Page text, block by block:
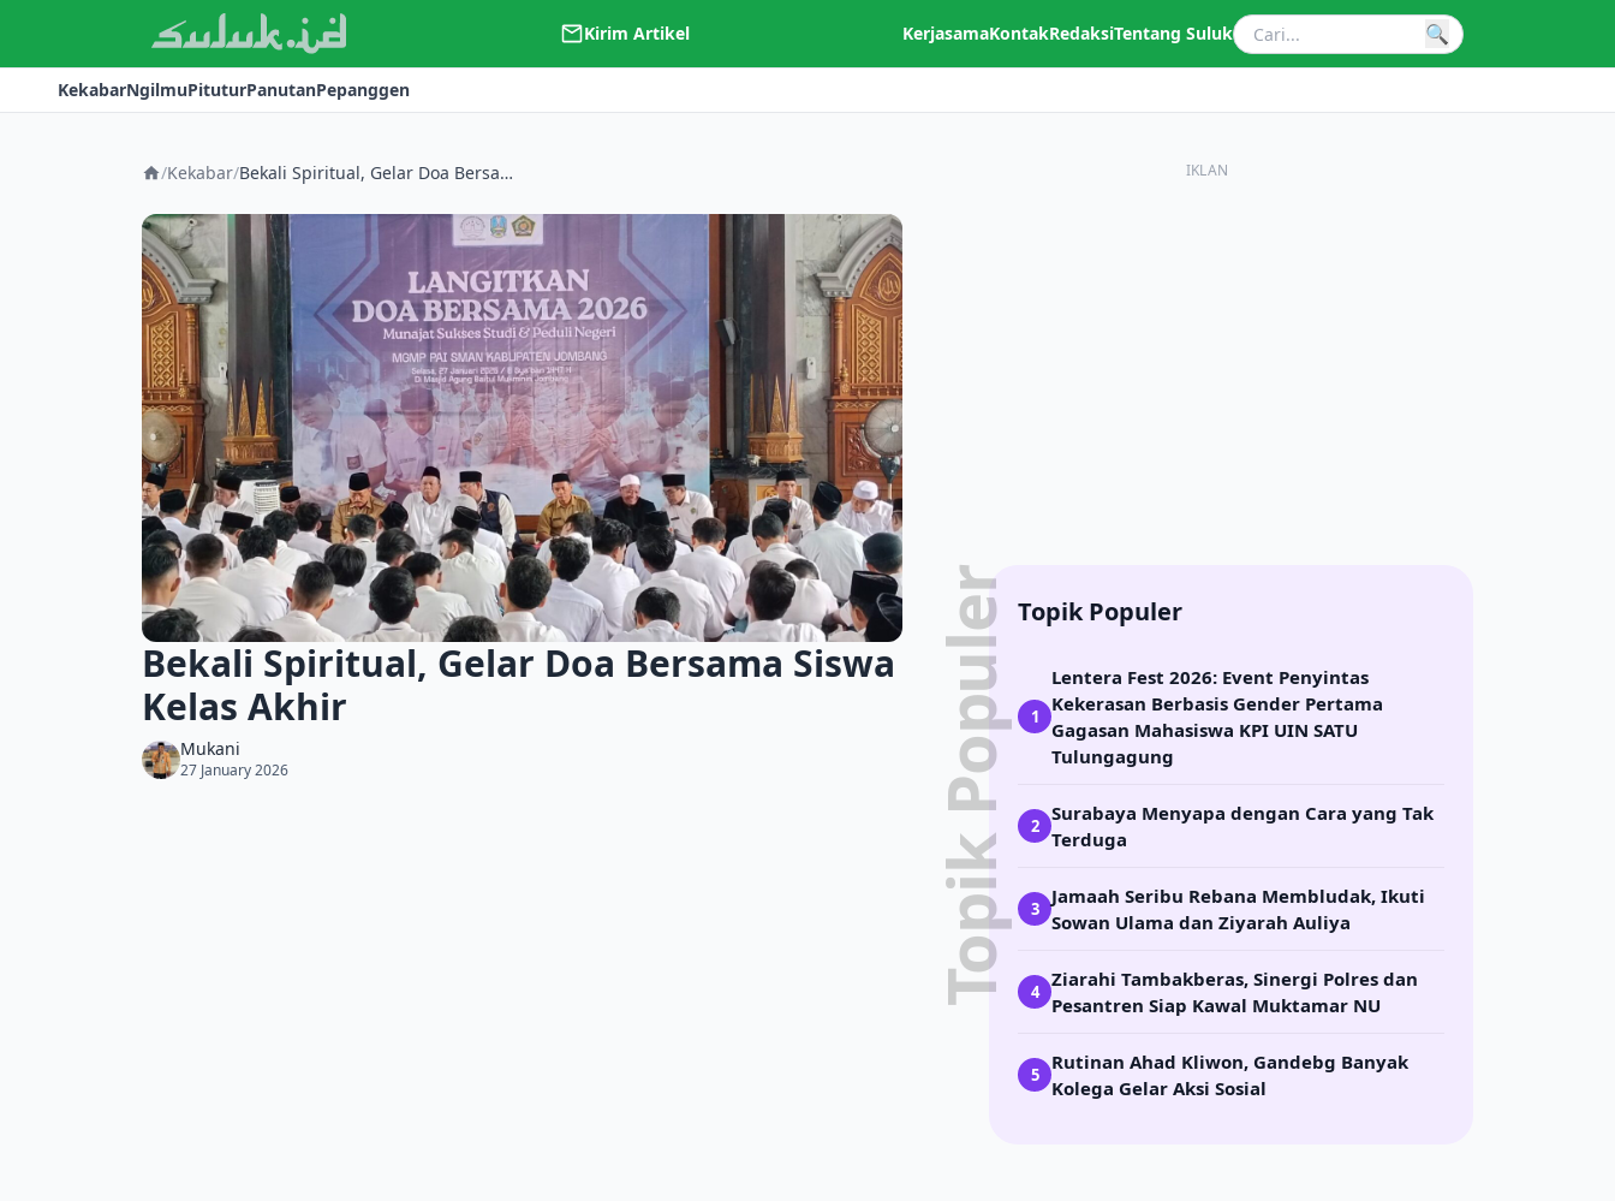
Kirim Artikel KerjasamaKontakRedaksiTentang Suluk 🔍
KekabarNgilmuPituturPanutanPepanggen
/Kekabar/ Bekali Spiritual, Gelar Doa Bersama Siswa Kelas Akhir
Bekali Spiritual, Gelar Doa Bersama Siswa
Kelas Akhir
Mukani
27 January 2026
IKLAN
Topik PopulerTopik Populer
1
Lentera Fest 2026: Event Penyintas
Kekerasan Berbasis Gender Pertama
Gagasan Mahasiswa KPI UIN SATU
Tulungagung
2
Surabaya Menyapa dengan Cara yang Tak
Terduga
3
Jamaah Seribu Rebana Membludak, Ikuti
Sowan Ulama dan Ziyarah Auliya
4
Ziarahi Tambakberas, Sinergi Polres dan
Pesantren Siap Kawal Muktamar NU
5
Rutinan Ahad Kliwon, Gandebg Banyak
Kolega Gelar Aksi Sosial